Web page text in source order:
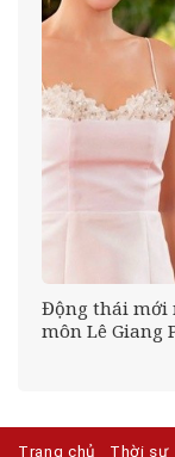
Động thái mới
môn Lê Giang
Trang chủ Thời sự